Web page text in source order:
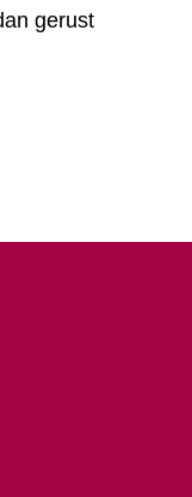
gerust